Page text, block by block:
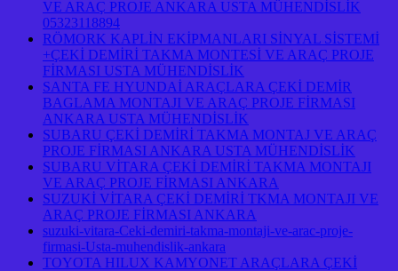
VE ARAÇ PROJE ANKARA USTA MÜHENDİSLİK
05323118894
RÖMORK KAPLİN EKİPMANLARI SİNYAL SİSTEMİ
+ÇEKİ DEMİRİ TAKMA MONTESİ VE ARAÇ PROJE
FİRMASI USTA MÜHENDİSLİK
SANTA FE HYUNDAİ ARAÇLARA ÇEKİ DEMİR
BAGLAMA MONTAJI VE ARAÇ PROJE FİRMASI
ANKARA USTA MÜHENDİSLİK
SUBARU ÇEKİ DEMİRİ TAKMA MONTAJ VE ARAÇ
PROJE FİRMASI ANKARA USTA MÜHENDİSLİK
SUBARU VİTARA ÇEKİ DEMİRİ TAKMA MONTAJI
VE ARAÇ PROJE FİRMASI ANKARA
SUZUKİ VİTARA ÇEKİ DEMİRİ TKMA MONTAJI VE
ARAÇ PROJE FİRMASI ANKARA
suzuki-vitara-Ceki-demiri-takma-montaji-ve-arac-proje-
firmasi-Usta-muhendislik-ankara
TOYOTA HILUX KAMYONET ARAÇLARA ÇEKİ